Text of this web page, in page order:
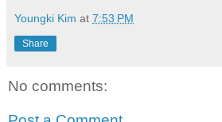
Youngki Kim at 7:53 PM
Share
No comments: